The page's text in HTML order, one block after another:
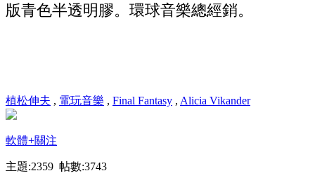
版青色半透明膠。環球音樂總經銷。
植松伸夫 , 電玩音樂 , Final Fantasy , Alicia Vikander
軟體+關注
主題:2359 帖數:3743